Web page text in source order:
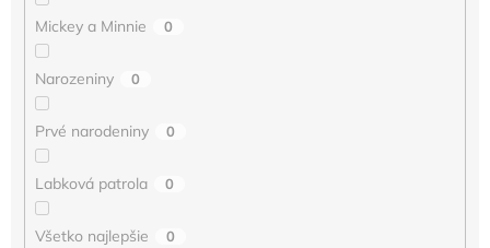
Mickey a Minnie 0
Narozeniny 0
Prvé narodeniny 0
Labková patrola 0
Všetko najlepšie 0